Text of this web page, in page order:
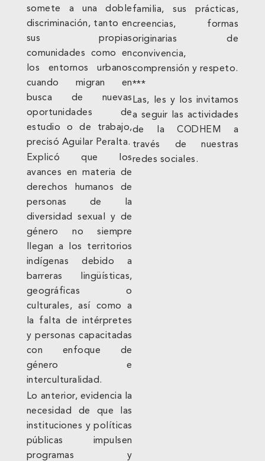
somete a una doble
discriminación, tanto en
sus propias
comunidades como en
los entornos urbanos
cuando migran en
busca de nuevas
oportunidades de
estudio o de trabajo,
precisó Aguilar Peralta.
Explicó que los
avances en materia de
derechos humanos de
personas de la
diversidad sexual y de
género no siempre
llegan a los territorios
indígenas debido a
barreras lingüísticas,
geográficas o
culturales, así como a
la falta de intérpretes
y personas capacitadas
con enfoque de
género e
interculturalidad.
Lo anterior, evidencia la
necesidad de que las
instituciones y políticas
públicas impulsen
programas y
familia, sus prácticas,
creencias, formas
originarias de
convivencia,
comprensión y respeto.
***
Las, les y los invitamos
a seguir las actividades
de la CODHEM a
través de nuestras
redes sociales.